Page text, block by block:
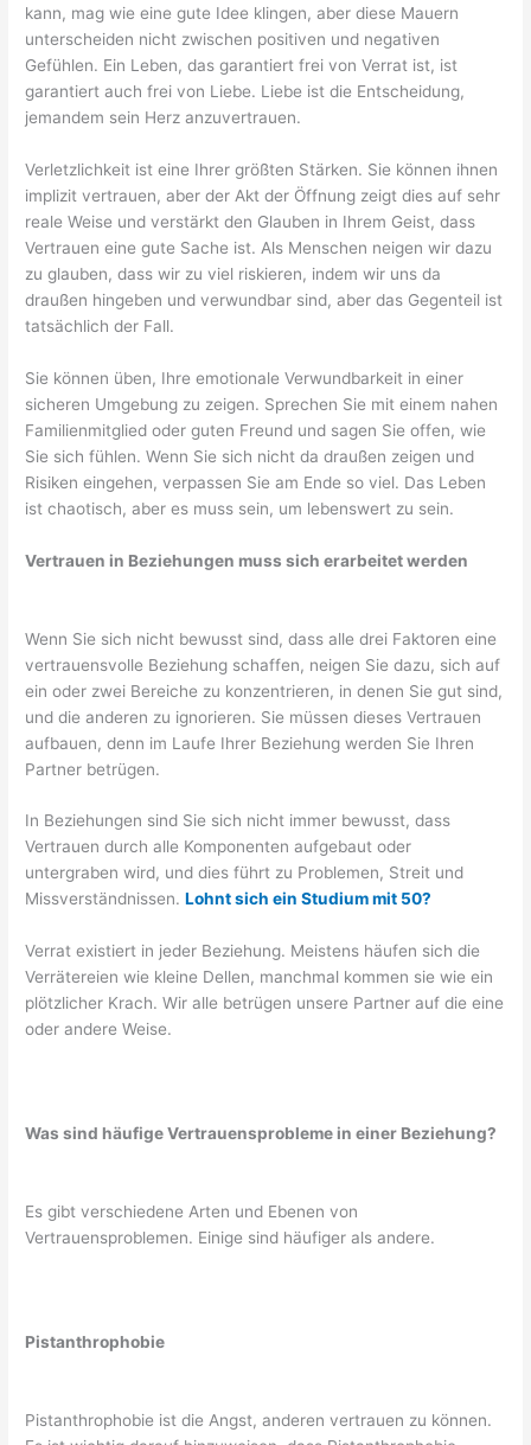
kann, mag wie eine gute Idee klingen, aber diese Mauern
unterscheiden nicht zwischen positiven und negativen
Gefühlen. Ein Leben, das garantiert frei von Verrat ist, ist
garantiert auch frei von Liebe. Liebe ist die Entscheidung,
jemandem sein Herz anzuvertrauen.
Verletzlichkeit ist eine Ihrer größten Stärken. Sie können ihnen
implizit vertrauen, aber der Akt der Öffnung zeigt dies auf sehr
reale Weise und verstärkt den Glauben in Ihrem Geist, dass
Vertrauen eine gute Sache ist. Als Menschen neigen wir dazu
zu glauben, dass wir zu viel riskieren, indem wir uns da
draußen hingeben und verwundbar sind, aber das Gegenteil ist
tatsächlich der Fall.
Sie können üben, Ihre emotionale Verwundbarkeit in einer
sicheren Umgebung zu zeigen. Sprechen Sie mit einem nahen
Familienmitglied oder guten Freund und sagen Sie offen, wie
Sie sich fühlen. Wenn Sie sich nicht da draußen zeigen und
Risiken eingehen, verpassen Sie am Ende so viel. Das Leben
ist chaotisch, aber es muss sein, um lebenswert zu sein.
Vertrauen in Beziehungen muss sich erarbeitet werden
Wenn Sie sich nicht bewusst sind, dass alle drei Faktoren eine
vertrauensvolle Beziehung schaffen, neigen Sie dazu, sich auf
ein oder zwei Bereiche zu konzentrieren, in denen Sie gut sind,
und die anderen zu ignorieren. Sie müssen dieses Vertrauen
aufbauen, denn im Laufe Ihrer Beziehung werden Sie Ihren
Partner betrügen.
In Beziehungen sind Sie sich nicht immer bewusst, dass
Vertrauen durch alle Komponenten aufgebaut oder
untergraben wird, und dies führt zu Problemen, Streit und
Missverständnissen.Lohnt sich ein Studium mit 50?
Verrat existiert in jeder Beziehung. Meistens häufen sich die
Verrätereien wie kleine Dellen, manchmal kommen sie wie ein
plötzlicher Krach. Wir alle betrügen unsere Partner auf die eine
oder andere Weise.
Was sind häufige Vertrauensprobleme in einer Beziehung?
Es gibt verschiedene Arten und Ebenen von
Vertrauensproblemen. Einige sind häufiger als andere.
Pistanthrophobie
Pistanthrophobie ist die Angst, anderen vertrauen zu können.